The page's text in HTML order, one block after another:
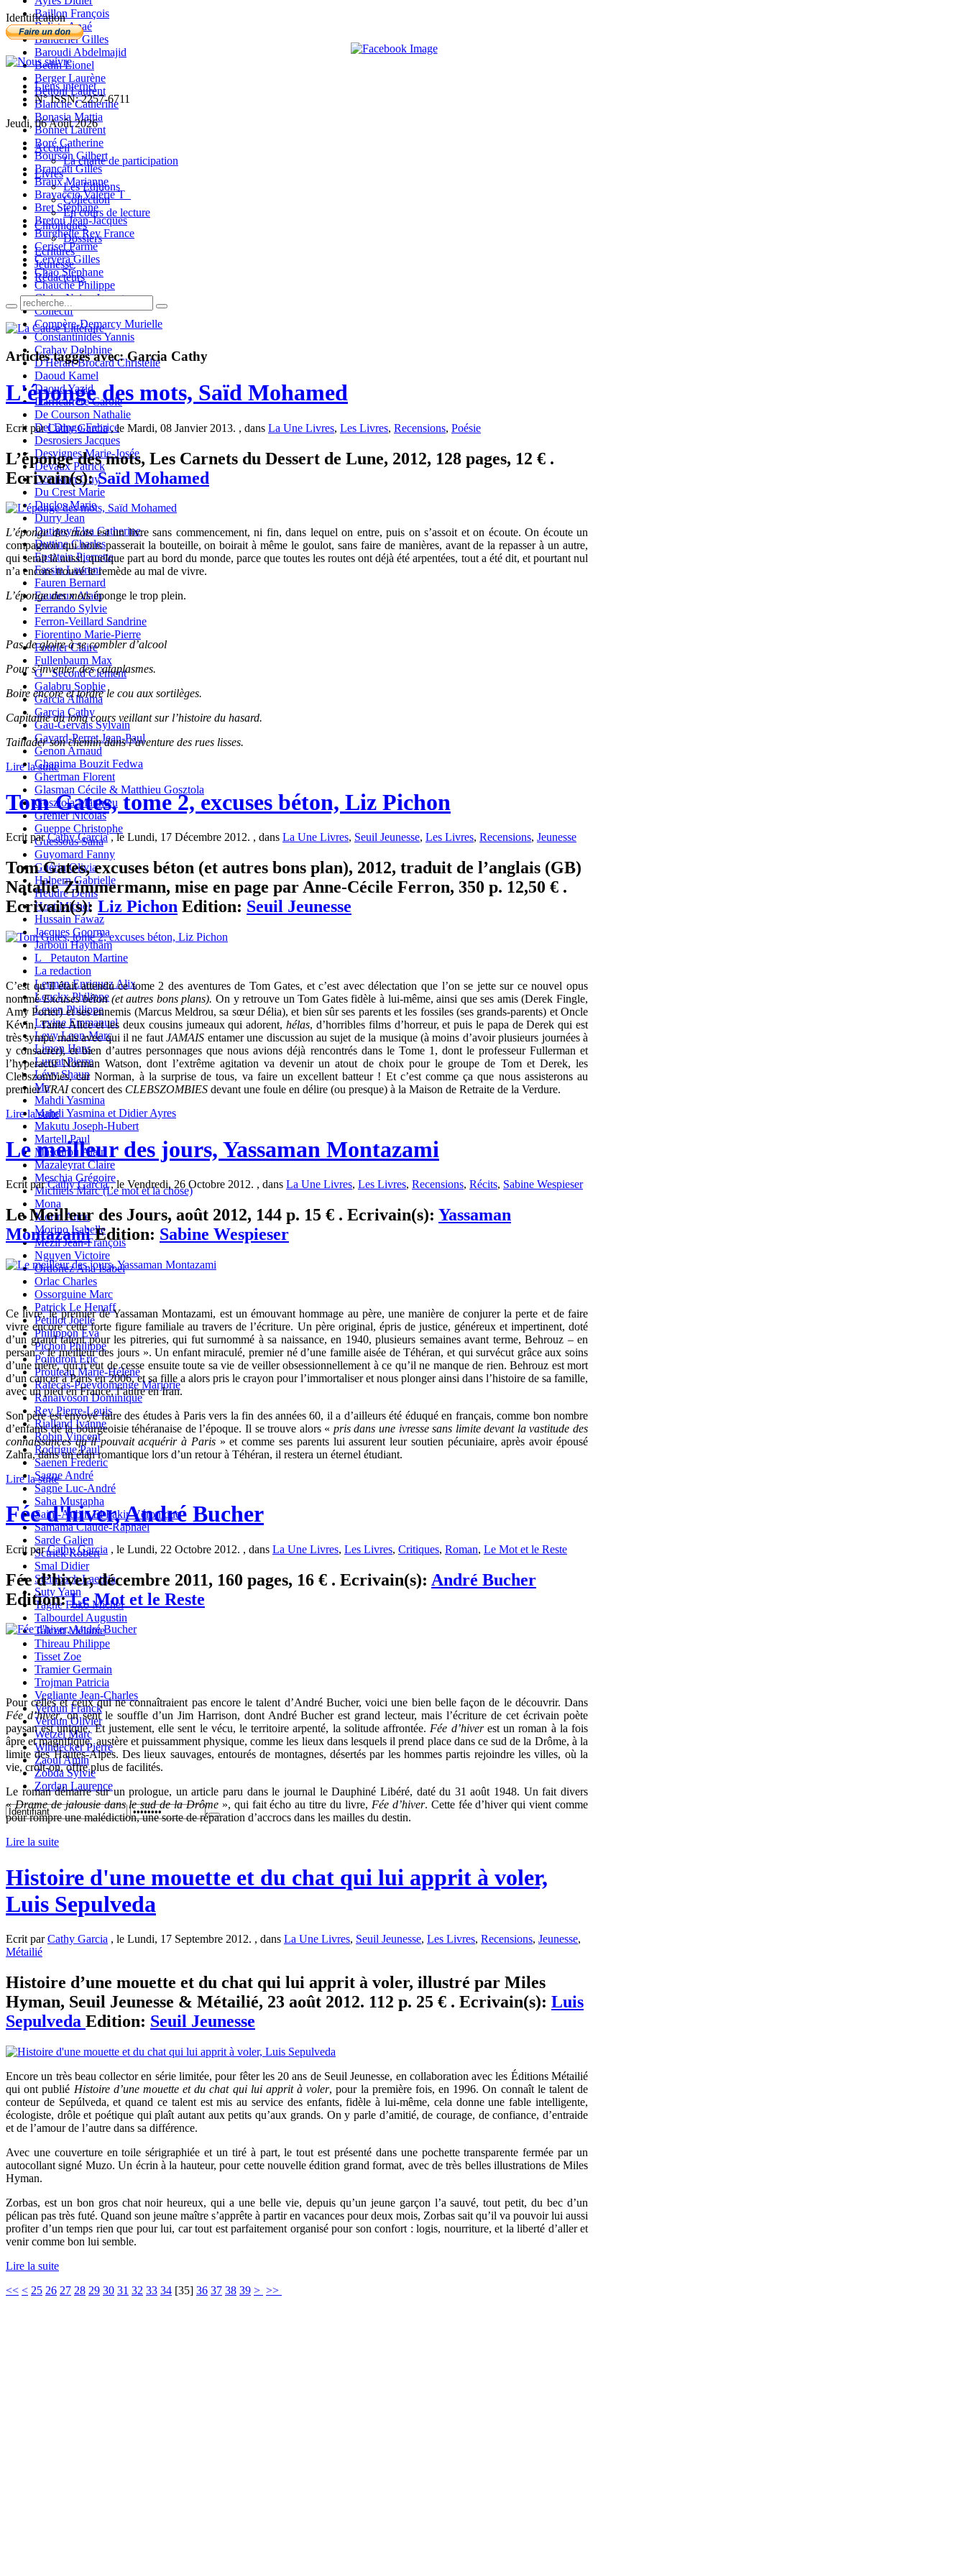
Baillon François
Balista Anaé
Banderier Gilles
Baroudi Abdelmajid
Bedin Lionel
Berger Laurène
Bettoni Laurent
Blanche Catherine
Bonasia Mattia
Bonnet Laurent
Boré Catherine
Bourson Gilbert
Brancati Gilles
Braux Marianne
Bravaccio Valérie T_
Bret Stéphane
Bretou Jean-Jacques
Burghelle Rey France
Ceriset Parme
Cervera Gilles
Chao Stéphane
Chauché Philippe
Claire-Neige Jaunet
Collectif
Compère-Demarcy Murielle
Constantinidès Yannis
Crahay Delphine
D'Hérart-Brocard Christelle
Daoud Kamel
Daoud Yazid
Darricarrère Carole
De Courson Nathalie
Del Dingo Fabrice
Desrosiers Jacques
Desvignes Marie-Josée
Devaux Patrick
Donikian Guy
Du Crest Marie
Duclos Marie
Durry Jean
Dutigny/Elsa Catherine
Duttine Charles
Epsztein Pierrette
Fassin Laurent
Fauren Bernard
Faurieux Alain
Ferrando Sylvie
Ferron-Veillard Sandrine
Fiorentino Marie-Pierre
Fourier Claire
Fullenbaum Max
G_ Second Clément
Galabru Sophie
Garcia Alhama
Garcia Cathy
Gau-Gervais Sylvain
Gavard-Perret Jean-Paul
Genon Arnaud
Ghanima Bouzit Fedwa
Ghertman Florent
Glasman Cécile & Matthieu Gosztola
Gosztola Matthieu
Grenier Nicolas
Gueppe Christophe
Guessous Sana
Guyomard Fanny
Guérin Olivia
Halpern Gabrielle
Heudré Denis
Host Michel
Hussain Fawaz
Jacques Goorma
Jarboui Haytham
L_ Petauton Martine
La redaction
Lerman Enriquez Alix
Leuckx Philippe
Leven Philippe
Levine Emmanuel
Levy Leon-Marc
Limon Hans
Lurçat Pierre
Lévy Shaun
Ma
Mahdi Yasmina
Mahdi Yasmina et Didier Ayres
Makutu Joseph-Hubert
Martell Paul
Mascarou Alain
Mazaleyrat Claire
Meschia Grégoire
Michiels Marc (Le mot et la chose)
Mona
Morin Anne
Morino Isabelle
Mézil Jean-François
Nguyen Victoire
Ordoñez Ana Isabel
Orlac Charles
Ossorguine Marc
Patrick Le Henaff
Petillot Joelle
Philippon Eva
Pichon Philippe
Poindron Eric
Prouteau Marie-Hélène
Rafécas-Poeydomenge Marjorie
Ranaivoson Dominique
Rey Pierre-Louis
Rialland Ivanne
Robin Vincent
Rodrigue Paul
Saenen Frederic
Sagne André
Sagne Luc-André
Saha Mustapha
Saint-Aubin El Fakir Véronique
Samama Claude-Raphaël
Sarde Galien
Sctrick Robert
Smal Didier
Steinbach Laetitia
Suty Yann
Tagne Foko Michel
Talbourdel Augustin
Talcott Mélanie
Thireau Philippe
Tisset Zoe
Tramier Germain
Trojman Patricia
Vegliante Jean-Charles
Verdun Franck
Verdun Olivier
Wetzel Marc
Windecker Pierre
Zaoui Amin
Zobda Sylvie
Zordan Laurence
Identification
Liens internet
N° ISSN: 2257-6711
Jeudi, 06 Août 2026
Accueil
La charte de participation
Livres
Les Editions
Collection
En cours de lecture
Chroniques
Dossiers
Ecritures
Jeunesse
Rédacteurs
Articles taggés avec: Garcia Cathy
L'éponge des mots, Saïd Mohamed
Ecrit parCathy Garcia, le Mardi, 08 Janvier 2013. , dans La Une Livres, Les Livres, Recensions, Poésie
L’éponge des mots, Les Carnets du Dessert de Lune, 2012, 128 pages, 12 € .
Ecrivain(s):Saïd Mohamed
L’éponge des motsest un livre sans commencement, ni fin, dans lequel on entre, puis on s’assoit et on écoute. On écoute un
compagnon qui nous passerait la bouteille, on boirait à même le goulot, sans faire de manières, avant de la repasser à un autre,
qui serait là aussi, quelque part au bord du monde, parce que toutes les routes ont déjà été arpentées, tout a été dit, et pourtant nul
n’a encore trouvé le remède au mal de vivre.
L’éponge des motséponge le trop plein.
Pas de gloire à se combler d’alcool
Pour s’inventer des cataplasmes.
Boire encore et tordre le cou aux sortilèges.
Capitaine au long cours veillant sur l’histoire du hasard.
Taillader son chemin dans l’aventure des rues lisses.
Lire la suite
Tom Gates, tome 2, excuses béton, Liz Pichon
Ecrit parCathy Garcia, le Lundi, 17 Décembre 2012. , dans La Une Livres, Seuil Jeunesse, Les Livres, Recensions, Jeunesse
Tom Gates, excuses béton (et autres bons plan), 2012, traduit de l’anglais (GB)
Natalie Zimmermann, mise en page par Anne-Cécile Ferron, 350 p. 12,50 € .
Ecrivain(s): Liz Pichon Edition: Seuil Jeunesse
C’est qu’il était attendu ce tome 2 des aventures de Tom Gates, et c’est avec délectation que l’on se jette sur ce nouvel opus
nomméExcuses béton (et autres bons plans). On y retrouve un Tom Gates fidèle à lui-même, ainsi que ses amis (Derek Fingle,
Amy Porter) et ses ennemis (Marcus Meldrou, sa sœur Délia), et bien sûr ses parents et les fossiles (ses grands-parents) et Oncle
Kévin, Tante Alice et les deux cousins jumeaux qui adorent,hélas, d’horribles films d’horreur, et puis le papa de Derek qui est
très sympa mais avec qui il ne fautJAMAIS entamer une discussion au sujet de la musique (à moins d’avoir plusieurs journées à
y consacrer), et bien d’autres personnages que nous avions déjà rencontrés dans le Tome 1, dont le professeur Fullerman et
l’hyperactif Norman Watson, dont l’extrême agitation va devenir un atout de choix pour le groupe de Tom et Derek, les
Clebszombies, car Norman, à la surprise de tous, va faire un excellent batteur ! Et c’est comme ça que nous assisterons au
premierVRAIconcert des CLEBSZOMBIES devant une foule en délire (ou presque) à la Maison de Retraite de la Verdure.
Lire la suite
Le meilleur des jours, Yassaman Montazami
Ecrit parCathy Garcia, le Vendredi, 26 Octobre 2012. , dans La Une Livres, Les Livres, Recensions, Récits, Sabine Wespieser
Le Meilleur des Jours, août 2012, 144 p. 15 € . Ecrivain(s): Yassaman
MontazamiEdition: Sabine Wespieser
Ce livre, le premier de Yassaman Montazami, est un émouvant hommage au père, une manière de conjurer la perte et de faire
vivre encore cette forte figure familiale au travers de l’écriture. Un père original, épris de justice, généreux et impertinent, doté
d’un grand talent pour les pitreries, qui fut surnommé à sa naissance, en 1940, plusieurs semaines avant terme, Behrouz – en
persan « le meilleur des jours ». Un enfant miraculé, premier né d’une famille aisée de Téhéran, et qui survécut grâce aux soins
d’une mère, qui n’eut de cesse ensuite toute sa vie de veiller obsessionnellement à ce qu’il ne manque de rien. Behrouz est mort
d’un cancer à Paris en 2006, et sa fille a alors pris le crayon pour l’immortaliser et nous plonger ainsi dans l’histoire de sa famille,
avec un pied en France, l’autre en Iran.
Son père est envoyé faire des études à Paris vers la fin des années 60, il a d’ailleurs été éduqué en français, comme bon nombre
d’enfants de la bourgeoisie téhéranaise de l’époque. Il se trouve alors « pris dans une ivresse sans limite devant la vastitude des
connaissances qu’il pouvait acquérir à Paris» et comme ses parents lui assurent leur soutien pécuniaire, après avoir épousé
Zahra, dans un élan romantique lors d’un retour à Téhéran, il restera un éternel étudiant.
Lire la suite
Fée d'hiver, André Bucher
Ecrit parCathy Garcia , le Lundi, 22 Octobre 2012. , dans La Une Livres, Les Livres, Critiques, Roman, Le Mot et le Reste
Fée d’hiver, décembre 2011, 160 pages, 16 € . Ecrivain(s): André Bucher
Edition:Le Mot et le Reste
Pour celles et ceux qui ne connaîtraient pas encore le talent d’André Bucher, voici une bien belle façon de le découvrir. Dans
Fée d’hiver, on sent le souffle d’un Jim Harrison, dont André Bucher est grand lecteur, mais l’écriture de cet écrivain poète
paysan est unique. Et justement, elle sent le vécu, le territoire arpenté, la solitude affrontée.Fée d’hiverest un roman à la fois
âpre et magnifique, austère et puissamment physique, comme les lieux dans lesquels il prend place dans ce sud de la Drôme, à la
limite des Hautes-Alpes. Des lieux sauvages, entourés de montagnes, désertés par les hommes partis rejoindre les villes, où la
vie, croit-on, offre plus de facilités.
Le roman démarre sur un prologue, un article paru dans le journal le Dauphiné Libéré, daté du 31 août 1948. Un fait divers
«Drame de jalousie dans le sud de la Drôme», qui fait écho au titre du livre, Fée d’hiver. Cette fée d’hiver qui vient comme
pour rompre une malédiction, une sorte de réparation d’accrocs dans les mailles du destin.
Lire la suite
Histoire d'une mouette et du chat qui lui apprit à voler,
Luis Sepulveda
Ecrit parCathy Garcia , le Lundi, 17 Septembre 2012. , dans La Une Livres, Seuil Jeunesse, Les Livres, Recensions, Jeunesse,
Métailié
Histoire d’une mouette et du chat qui lui apprit à voler, illustré par Miles
Hyman, Seuil Jeunesse & Métailié, 23 août 2012. 112 p. 25 € . Ecrivain(s): Luis
Sepulveda Edition: Seuil Jeunesse
Encore un très beau collector en série limitée, pour fêter les 20 ans de Seuil Jeunesse, en collaboration avec les Éditions Métailié
qui ont publié Histoire d’une mouette et du chat qui lui apprit à voler, pour la première fois, en 1996. On connaît le talent de
conteur de Sepúlveda, et quand ce talent est mis au service des enfants, fidèle à lui-même, cela donne une fable intelligente,
écologiste, drôle et poétique qui plaît autant aux petits qu’aux grands. On y parle d’amitié, de courage, de confiance, d’entraide
et de l’amour de l’autre dans sa différence.
Avec une couverture en toile sérigraphiée et un tiré à part, le tout est présenté dans une pochette transparente fermée par un
autocollant signé Muzo. Un écrin à la hauteur, pour cette nouvelle édition grand format, avec de très belles illustrations de Miles
Hyman.
Zorbas, est un bon gros chat noir heureux, qui a une belle vie, depuis qu’un jeune garçon l’a sauvé, tout petit, du bec d’un
pélican pas très futé. Quand son jeune maître s’apprête à partir en vacances pour deux mois, Zorbas sait qu’il va pouvoir lui aussi
profiter d’un temps rien que pour lui, car tout est parfaitement organisé pour son confort : logis, nourriture, et la liberté d’aller et
venir comme bon lui semble.
Lire la suite
<< < 25 26 27 28 29 30 31 32 33 34 [35] 36 37 38 39 > >>